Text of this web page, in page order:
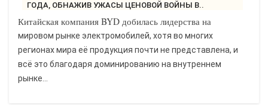
ГОДА, ОБНАЖИВ УЖАСЫ ЦЕНОВОЙ ВОЙНЫ В..
Китайская компания BYD добилась лидерства на
мировом рынке электромобилей, хотя во многих
регионах мира её продукция почти не представлена, и
всё это благодаря доминированию на внутреннем
рынке...